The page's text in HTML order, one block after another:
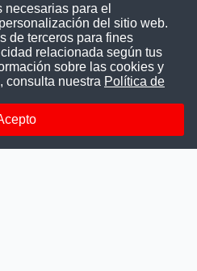
a través
correo:
para el
del sitio web.
de terceros para fines
relacionada según tus
sobre las cookies y
consulta nuestra Política de